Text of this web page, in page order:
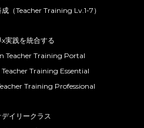
（Teacher Training Lv.1-7）
実践を統合する
Teacher Training Portal
Training Essential
Training Professional
デイリークラス